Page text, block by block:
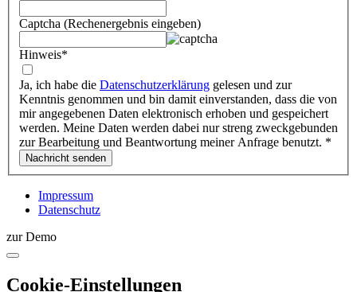
Captcha (Rechenergebnis eingeben)
Hinweis*
Ja, ich habe die Datenschutzerklärung gelesen und zur
Kenntnis genommen und bin damit einverstanden, dass die von
mir angegebenen Daten elektronisch erhoben und gespeichert
werden. Meine Daten werden dabei nur streng zweckgebunden
zur Bearbeitung und Beantwortung meiner Anfrage benutzt. *
Impressum
Datenschutz
zur Demo
Cookie-Einstellungen